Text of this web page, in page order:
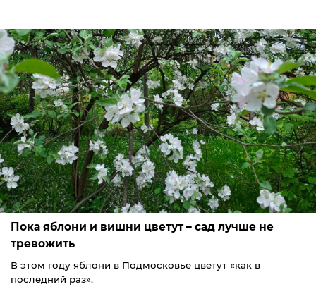
Пока яблони и вишни цветут – сад лучше не
тревожить
В этом году яблони в Подмосковье цветут «как в
последний раз».